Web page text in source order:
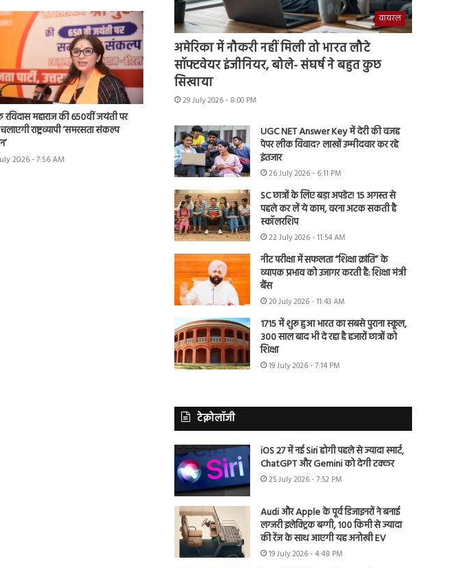
महाराज की 650वीं जयंती पर
राष्ट्रव्यापी ‘समरसता संकल्प
2026 - 7:56 AM
वायरल
अमेरिका में नौकरी नहीं मिली तो भारत लौटे
सॉफ्टवेयर इंजीनियर, बोले- संघर्ष ने बहुत कुछ
सिखाया
29 July 2026 - 8:00 PM
UGC NET Answer Key में देरी की वजह
पेपर लीक विवाद? लाखों उम्मीदवार कर रहे
इंतजार
26 July 2026 - 6:11 PM
SC छात्रों के लिए बड़ा अपडेट! 15 अगस्त से
पहले कर लें ये काम, वरना अटक सकती है
स्कॉलरशिप
22 July 2026 - 11:54 AM
नीट परीक्षा में सफलता “शिक्षा क्रांति” के
व्यापक प्रभाव को उजागर करती है: शिक्षा मंत्री
बैंस
20 July 2026 - 11:43 AM
1715 में शुरू हुआ भारत का सबसे पुराना स्कूल,
300 साल बाद भी दे रहा है हजारों छात्रों को
शिक्षा
19 July 2026 - 7:14 PM
टेक्नोलॉजी
iOS 27 में नई Siri होगी पहले से ज्यादा स्मार्ट,
ChatGPT और Gemini को देगी टक्कर
25 July 2026 - 7:52 PM
Audi और Apple के पूर्व डिजाइनरों ने बनाई
लग्जरी इलेक्ट्रिक बग्गी, 100 किमी से ज्यादा
की रेंज के साथ आएगी यह अनोखी EV
19 July 2026 - 4:48 PM